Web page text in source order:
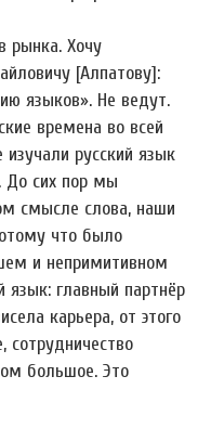
рынка. Хочу
[Алпатову]:
языков». Не ведут.
времена во всей
русский язык
До сих пор мы
смысле слова, наши
что было
и непримитивном
язык: главный партнёр
карьера, от этого
сотрудничество
большое. Это